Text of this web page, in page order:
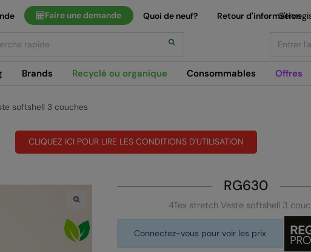
Brands Recyclé ou organique Consommables Offres
Faire une demande Quoi de neuf? Retour d'information
softshell 3 couches
CLIQUEZ ICI POUR LIRE LES CONDITIONS D'UTILISATION
RG630
4Tex stretch Veste softshell 3
Connectez-vous pour voir les prix